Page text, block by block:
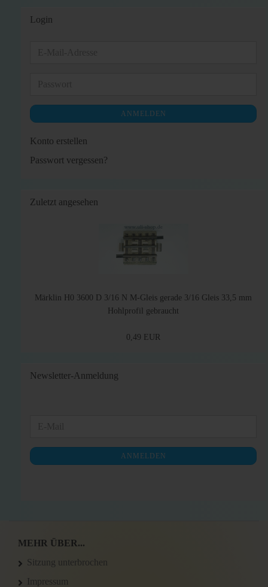
Login
ANMELDEN
Konto erstellen
Passwort vergessen?
Zuletzt angesehen
Märklin H0 3600 D 3/16 N M-Gleis gerade 3/16 Gleis 33,5 mm
Hohlprofil gebraucht
0,49 EUR
Newsletter-Anmeldung
NEWSLETTER-
ANMELDUNG
ANMELDEN
MEHR ÜBER...
Sitzung unterbrochen
Impressum